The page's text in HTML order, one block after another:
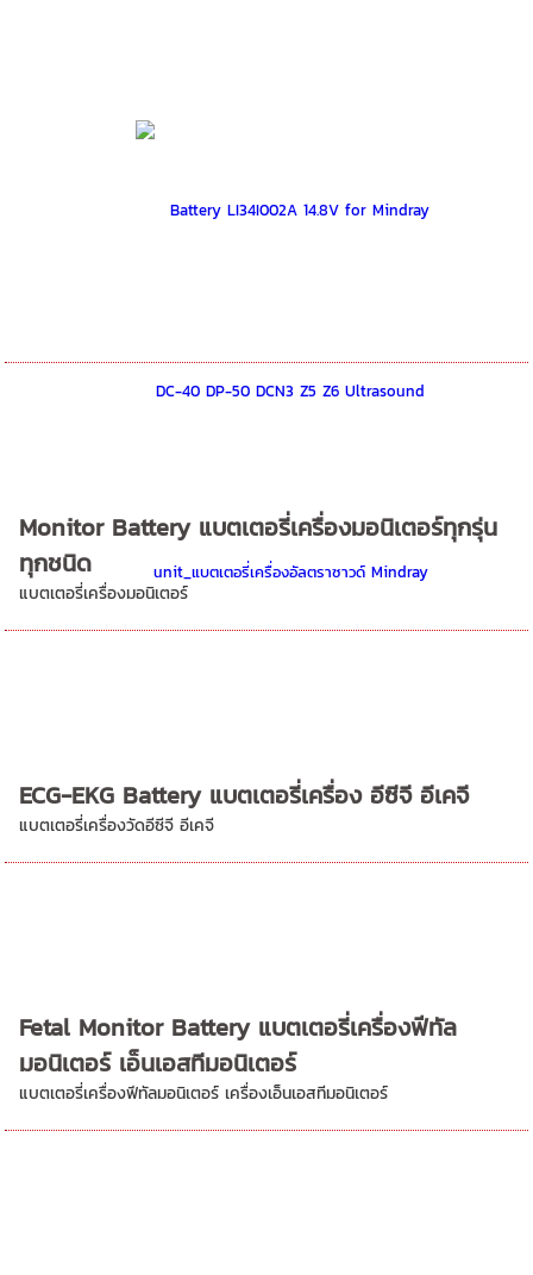
Monitor Battery แบตเตอรี่เครื่องมอนิเตอร์ทุกรุ่น
ทุกชนิด
แบตเตอรี่เครื่องมอนิเตอร์
ECG-EKG Battery แบตเตอรี่เครื่อง อีซีจี อีเคจี
แบตเตอรี่เครื่องวัดอีซีจี อีเคจี
Fetal Monitor Battery แบตเตอรี่เครื่องฟีทัล
มอนิเตอร์ เอ็นเอสทีมอนิเตอร์
แบตเตอรี่เครื่องฟีทัลมอนิเตอร์ เครื่องเอ็นเอสทีมอนิเตอร์